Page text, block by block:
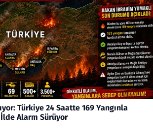
Türkiye 24 Saatte 169 Yangınla
Alarm Sürüyor